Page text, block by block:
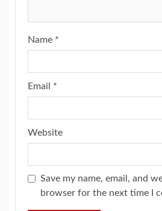
Name *
Email *
Website
Save my name, email, and
browser for the next time I